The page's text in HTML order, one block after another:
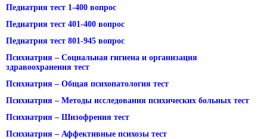
Педиатрия тест 1-400 вопрос
Педиатрия тест 401-400 вопрос
Педиатрия тест 801-945 вопрос
Психиатрия – Социальная гигиена и организация
здравоохранения тест
Психиатрия – Общая психопатология тест
Психиатрия – Методы исследования психических больных тест
Психиатрия – Шизофрения тест
Психиатрия – Аффективные психозы тест